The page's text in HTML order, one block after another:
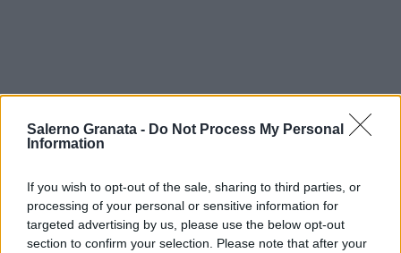
Salerno Granata - Do Not Process My Personal
Information
If you wish to opt-out of the sale, sharing to third parties, or
processing of your personal or sensitive information for
targeted advertising by us, please use the below opt-out
section to confirm your selection. Please note that after your